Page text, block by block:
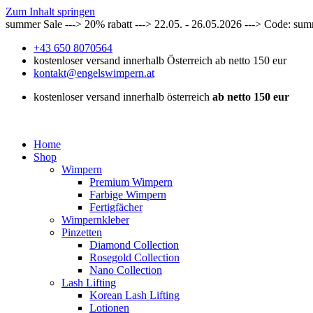
Zum Inhalt springen
summer Sale ---> 20% rabatt ---> 22.05. - 26.05.2026 ---> Code:
+43 650 8070564
kostenloser versand innerhalb Österreich ab netto 150 eur
kontakt@engelswimpern.at
kostenloser versand innerhalb österreich ab netto 150 eur
Home
Shop
Wimpern
Premium Wimpern
Farbige Wimpern
Fertigfächer
Wimpernkleber
Pinzetten
Diamond Collection
Rosegold Collection
Nano Collection
Lash Lifting
Korean Lash Lifting
Lotionen